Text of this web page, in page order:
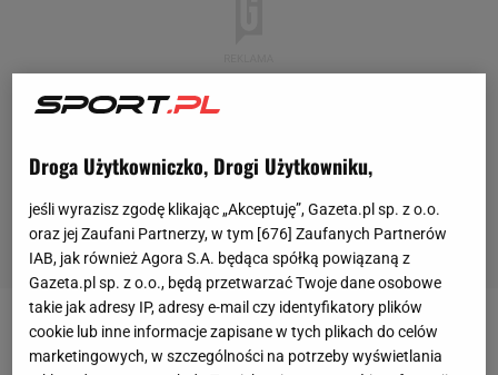
Maksim Zacharow natematwojny w Ukrainie
Droga Użytkowniczko, Drogi Użytkowniku,
jeśli wyrazisz zgodę klikając „Akceptuję”, Gazeta.pl sp. z o.o.
oraz jej Zaufani Partnerzy, w tym [676] Zaufanych Partnerów
IAB, jak również Agora S.A. będąca spółką powiązaną z
Gazeta.pl sp. z o.o., będą przetwarzać Twoje dane osobowe
takie jak adresy IP, adresy e-mail czy identyfikatory plików
cookie lub inne informacje zapisane w tych plikach do celów
marketingowych, w szczególności na potrzeby wyświetlania